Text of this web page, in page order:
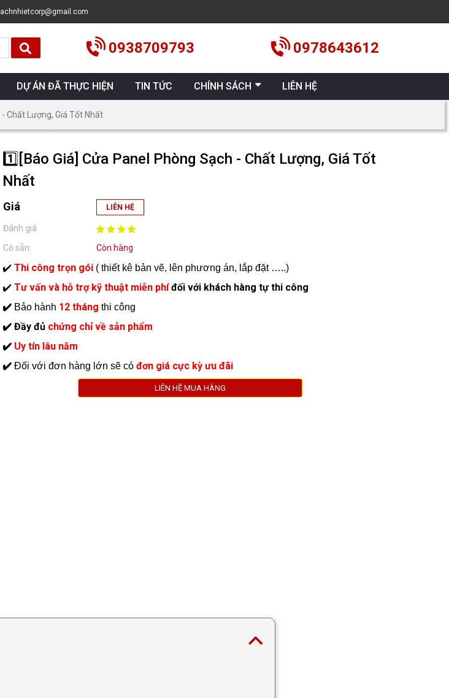
0938709793 0978643612
DỰ ÁN ĐÃ THỰC HIỆN TIN TỨC CHÍNH SÁCH LIÊN HỆ
Chất Lượng, Giá Tốt Nhất
1️⃣[Báo Giá] Cửa Panel Phòng Sạch - Chất Lượng, Giá Tốt
Nhất
Giá LIÊN HỆ
Đánh giá
Có sẵn:
Còn hàng
✔ ️Thi công trọn gói ( thiết kê bản vẽ, lên phương án, lắp đặt …..)
✔ ️Tư vấn và hỗ trợ kỹ thuật miễn phíđối với khách hàng tự thi công
✔ Bảo hành 12 tháng thi công
✔ ️Đầy đủ chứng chỉ về sản phẩm
✔ Uy tín lâu năm
✔ ️Đối với đơn hàng lớn sẽ có đơn giá cực kỳ ưu đãi
LIÊN HỆ MUA HÀNG